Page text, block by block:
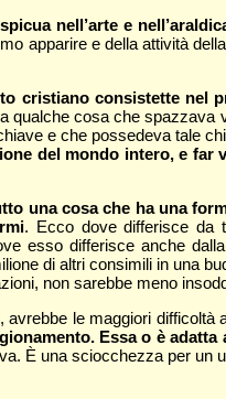
nell’arte e
apparire e della attività
cristiano consistette nel
qualche cosa che spazzava
e che possedeva tale
del mondo intero, e far
una cosa che ha una
. Ecco dove differisce da
esso differisce anche
di altri consimili in una
non sarebbe meno
le maggiori difficoltà
Essa o è
È una sciocchezza per un